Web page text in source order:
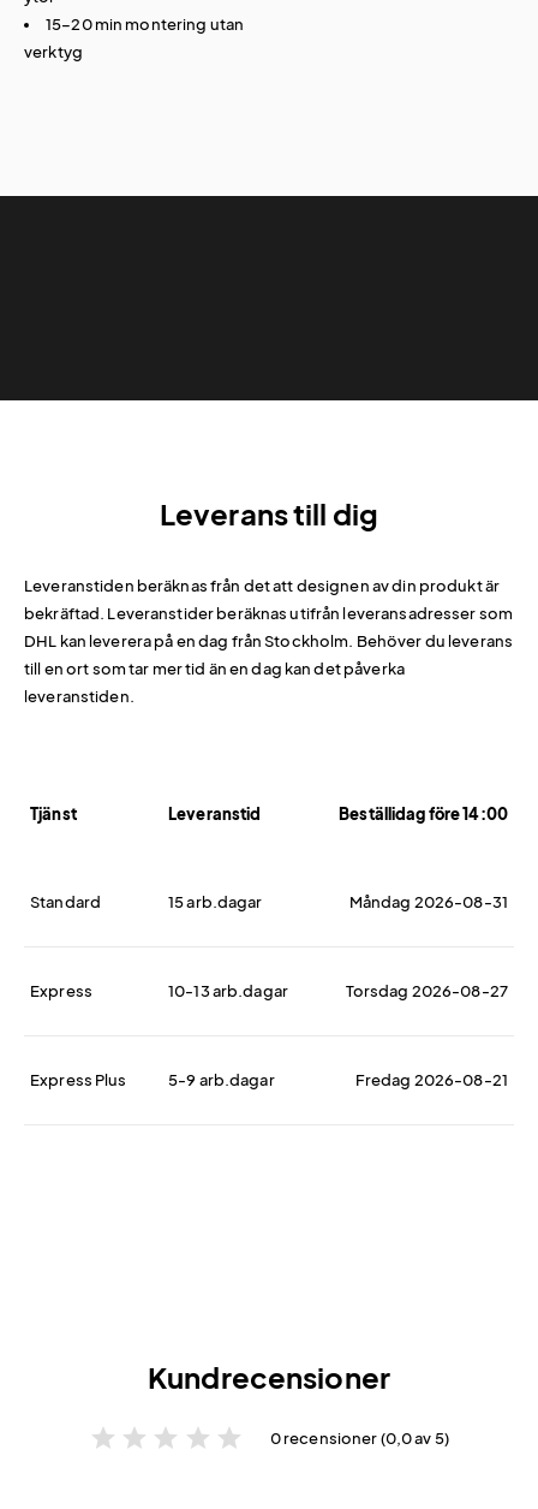
15–20 min montering utan
verktyg
Leverans till dig
Leveranstiden beräknas från det att designen av din produkt är
bekräftad. Leveranstider beräknas utifrån leveransadresser som
DHL kan leverera på en dag från Stockholm. Behöver du leverans
till en ort som tar mer tid än en dag kan det påverka
leveranstiden.
Tjänst Leveranstid Beställidag före 14:00
Standard 15 arb.dagar Måndag 2026-08-31
Express 10-13 arb.dagar Torsdag 2026-08-27
Express Plus 5-9 arb.dagar Fredag 2026-08-21
Kundrecensioner
star star star star star 0 recensioner (0,0 av 5)